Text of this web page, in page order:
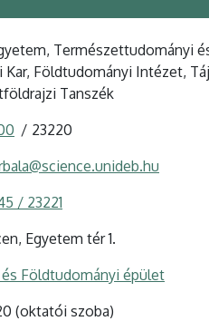
Természettudományi
Kar, Földtudományi Intézet,
Tanszék
23220
/ 23221
Egyetem tér 1.
Földtudományi épület
(oktatói szoba)